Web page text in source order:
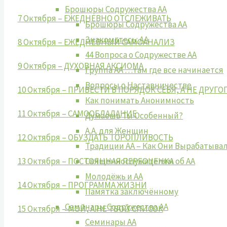
Брошюры Содружества АА
Брошюры Содружества АА
Знакомьтесь: АА
44 Вопроса о Содружестве АА
Группа АА …там где все начинается
Вопросы о Наставничестве
Как понимать Анонимность
Думаешь Ты Особенный?
А.А. для Женщин
Традиции АА – Как Они
Священнослужителям об АА
Молодёжь и АА
Памятка заключённому
Семинары Содружества АА
Семинары АА
7 Октября – ЕЖЕДНЕВНО ОТСЛЕЖИВАТЬ
8 Октября – ЕЖЕДНЕВНЫЙ САМОАНАЛИЗ
9 Октября – ДУХОВНАЯ АКСИОМА
10 Октября – ПРИВЕСТИ В ПОРЯДОК СЕБЯ, А НЕ
11 Октября – САМООБЛАДАНИЕ
12 Октября – ОБУЗДАТЬ ТОРОПЛИВОСТЬ
13 Октября – ПОСТОЯННАЯ ПЕРЕОЦЕНКА
14 Октября – ПРОГРАММА ЖИЗНИ
15 Октября – МОЙ, А НЕ ТВОЙ СПИСОК